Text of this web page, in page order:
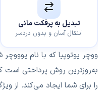
تبدیل به پرفکت مانی
انتقال آسان و بدون دردسر
ووچر یوتوپیا که با نام
به‌روزترین روش پرداختی است
را برای شما ایجاد می‌کند. از